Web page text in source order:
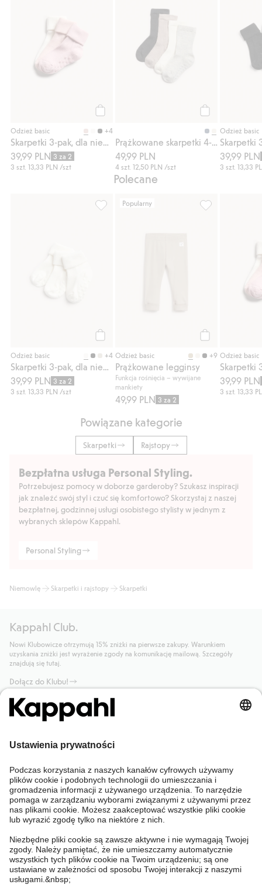
Odzież basic +4
39,99 PLN 3 za 2
3 szt. 13,33 PLN /szt
49,99 PLN
4 szt.12,50 PLN /szt
Odzież basic
Skarpetki
39,99 PLN
3 szt.13,33
Polecane
Odzież basic +4
39,99 PLN 3 za 2
3 szt. 13,33 PLN /szt
Popularny
Odzież basic +9
Prążkowane legginsy
Funkcja rośnięcia – wywijane
mankiety
49,99 PLN 3 za 2
Odzież basic
39,99 PLN
3 szt.13,33
Powiązane kategorie
Skarpetki Rajstopy
Bezpłatna usługa Personal Styling.
Potrzebujesz pomocy w doborze garderoby? Szukasz inspiracji
jak znaleźć swój styl i czuć się komfortowo? Skorzystaj z naszej
bezpłatnej, godzinnej usługi osobistego stylisty w jednym z
wybranych sklepów Kappahl.
Personal Styling
Niemowlę Skarpetki i rajstopy Skarpetki
Kappahl Club.
Nowi Klubowicze otrzymują 15% zniżki na pierwsze zakupy. Warunkiem
uzyskania zniżki jest wyrażenie zgody na komunikację mailową. Szczegóły
znajdują się tutaj.
Dołącz do Klubu!
Potrzebujesz pomocy?
Sklep internetowy
Częste pytania
Twoje zamówienie
Kappahl Club
Mój profil
Kappahl Club
O nas
O Kappahl Group
Warunki i zasady